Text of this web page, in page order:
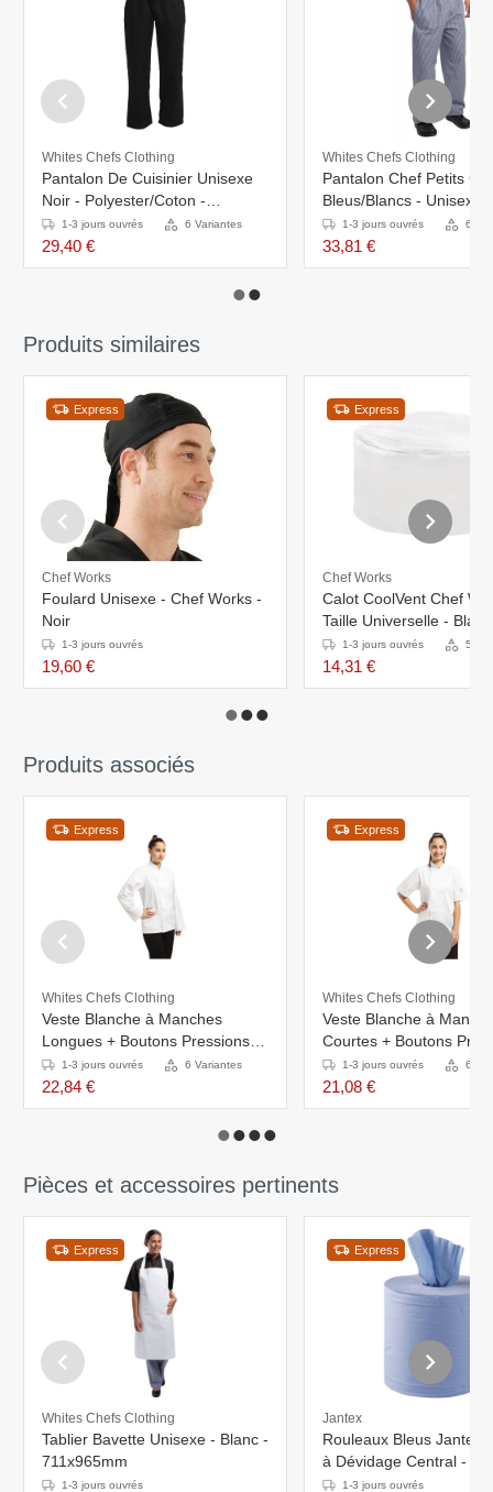
Whites Chefs Clothing
Pantalon De Cuisinier Unisexe
Noir - Polyester/Coton -
Disponibles En 6 Tailles
1-3 jours ouvrés 6 Variantes
29,40 €
Whites Chefs Clothing
Pantalon Chef Petits
Bleus/Blancs - Unisexe
Whites - Disponibles En
1-3 jours ouvrés 6
33,81 €
Produits similaires
Express
Chef Works
Foulard Unisexe - Chef Works -
Noir
1-3 jours ouvrés
19,60 €
Express
Chef Works
Calot CoolVent Chef
Taille Universelle - Blanc
1-3 jours ouvrés 5
14,31 €
Produits associés
Express
Whites Chefs Clothing
Veste Blanche à Manches
Longues + Boutons Pressions -
Unisexe - Disponibles En 6
Tailles
1-3 jours ouvrés 6 Variantes
22,84 €
Express
Whites Chefs Clothing
Veste Blanche à
Courtes + Boutons
Unisexe - Disponibles
Tailles
1-3 jours ouvrés 6
21,08 €
Pièces et accessoires pertinents
Express
Whites Chefs Clothing
Tablier Bavette Unisexe - Blanc -
711x965mm
1-3 jours ouvrés
Express
Jantex
Rouleaux Bleus Jantex
à Dévidage Central -
1-3 jours ouvrés